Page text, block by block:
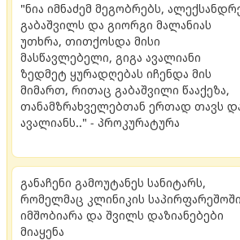
"ნია იმნაძემ მეგობრებს,
გაბაშვილს და გიორგი მალანიას
უთხრა, თითქოსდა მისი
მასწავლებელი, გიგა ავალიანი
ზედმეტ ყურადღებას იჩენდა მის
მიმართ, რითაც გაბაშვილი წააქეზა,
თანამზრახველებთან ერთად თავს
ავალიანს.." - პროკურატურა
განაჩენი გამოუტანეს სანიტარს,
რომელმაც კლინიკის საპირფარეშოში
იმშობიარა და შვილს დაზიანებები
მიაყენა